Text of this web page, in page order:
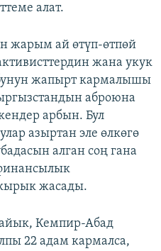
алат.
жарым ай өтүп-өтпөй
жана укук
жапырт кармалышы
аброюна
арбын. Бул
азыртан эле өлкөгө
алган соң гана
жасады.
Кемпир-Абад
22 адам кармалса,